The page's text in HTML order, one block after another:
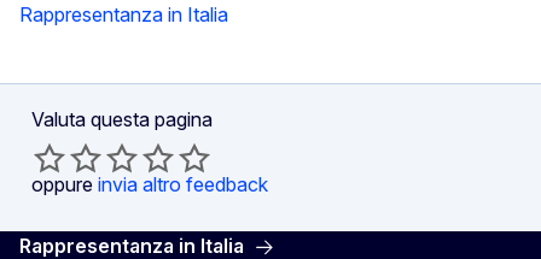
Rappresentanza in Italia
Valuta questa pagina
oppure invia altro feedback
Rappresentanza in Italia